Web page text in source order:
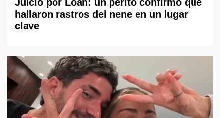
Juicio por Loan: un perito confirmó que
hallaron rastros del nene en un lugar
clave